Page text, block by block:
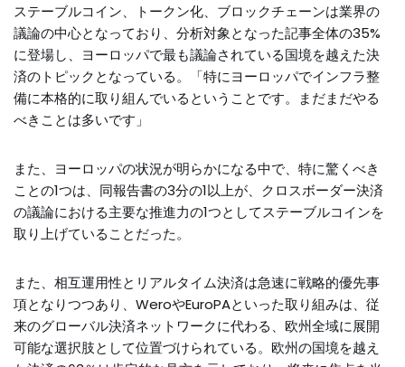
ステーブルコイン、トークン化、ブロックチェーンは業界の
議論の中心となっており、分析対象となった記事全体の35%
に登場し、ヨーロッパで最も議論されている国境を越えた決
済のトピックとなっている。「特にヨーロッパでインフラ整
備に本格的に取り組んでいるということです。まだまだやる
べきことは多いです」
また、ヨーロッパの状況が明らかになる中で、特に驚くべき
ことの1つは、同報告書の3分の1以上が、クロスボーダー決済
の議論における主要な推進力の1つとしてステーブルコインを
取り上げていることだった。
また、相互運用性とリアルタイム決済は急速に戦略的優先事
項となりつつあり、WeroやEuroPAといった取り組みは、従
来のグローバル決済ネットワークに代わる、欧州全域に展開
可能な選択肢として位置づけられている。欧州の国境を越え